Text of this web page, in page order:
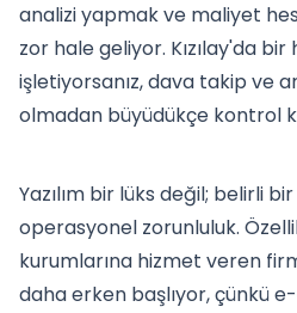
analizi yapmak ve maliyet
zor hale geliyor. Kızılay'da
işletiyorsanız, dava takip ve
olmadan büyüdükçe kontrol
Yazılım bir lüks değil; belirli
operasyonel zorunluluk.
kurumlarına hizmet veren
daha erken başlıyor, çünkü